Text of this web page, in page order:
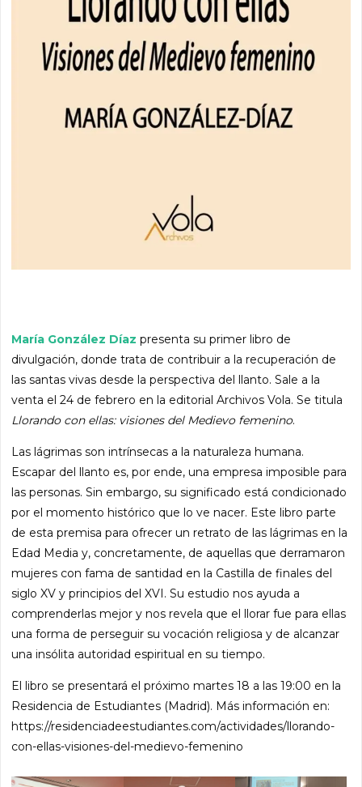
María González Díaz presenta su primer libro de
divulgación, donde trata de contribuir a la recuperación de
las santas vivas desde la perspectiva del llanto. Sale a la
venta el 24 de febrero en la editorial Archivos Vola. Se titula
Llorando con ellas: visiones del Medievo femenino.
Las lágrimas son intrínsecas a la naturaleza humana.
Escapar del llanto es, por ende, una empresa imposible para
las personas. Sin embargo, su significado está condicionado
por el momento histórico que lo ve nacer. Este libro parte
de esta premisa para ofrecer un retrato de las lágrimas en la
Edad Media y, concretamente, de aquellas que derramaron
mujeres con fama de santidad en la Castilla de finales del
siglo XV y principios del XVI. Su estudio nos ayuda a
comprenderlas mejor y nos revela que el llorar fue para ellas
una forma de perseguir su vocación religiosa y de alcanzar
una insólita autoridad espiritual en su tiempo.
El libro se presentará el próximo martes 18 a las 19:00 en la
Residencia de Estudiantes (Madrid). Más información en:
https://residenciadeestudiantes.com/actividades/llorando-
con-ellas-visiones-del-medievo-femenino